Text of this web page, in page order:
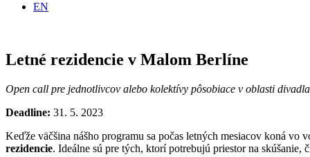
EN
Letné rezidencie v Malom Berlíne
Open call pre jednotlivcov alebo kolektívy pôsobiace v oblasti
Deadline: 31. 5. 2023
Keďže väčšina nášho programu sa počas letných mesiacov koná
rezidencie. Ideálne sú pre tých, ktorí potrebujú priestor na skúšanie,